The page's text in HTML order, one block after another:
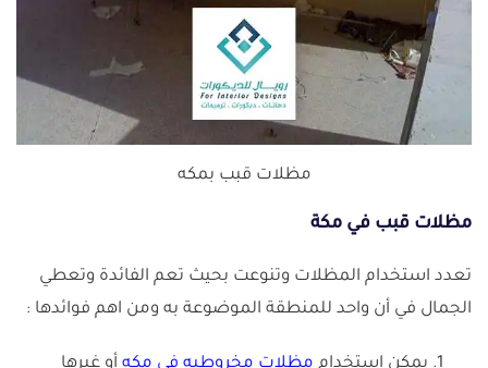
مظلات قبب بمكه
مظلات قبب في مكة
تعدد استخدام المظلات وتنوعت بحيث تعم الفائدة وتعطي
الجمال في أن واحد للمنطقة الموضوعة به ومن اهم فوائدها :